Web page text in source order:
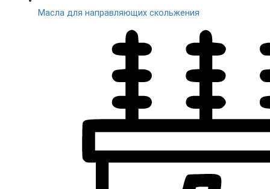
Масла для направляющих скольжения